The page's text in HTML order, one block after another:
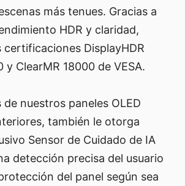
más tenues. Gracias a
HDR y claridad,
certificaciones DisplayHDR
y ClearMR 18000 de VESA.
nuestros paneles OLED
también le otorga
Sensor de Cuidado de IA
detección precisa del usuario
del panel según sea